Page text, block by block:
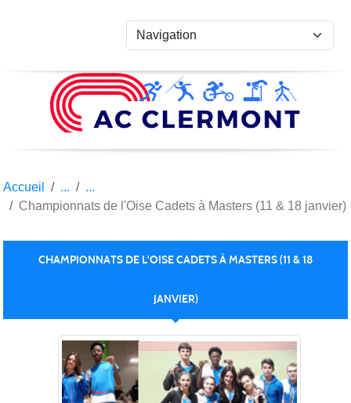
Accueil
Championnats de l'Oise Cadets à Masters (11 & 18 janvier)
CHAMPIONNATS DE L'OISE CADETS À MASTERS (11 & 18
JANVIER)